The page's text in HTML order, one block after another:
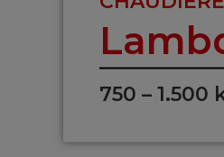
750 – 1.500